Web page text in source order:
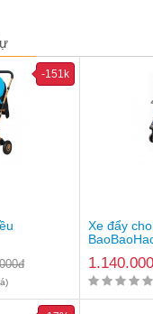
Thao tác gấp gọn dễ dàng
-151k
Xe đẩy